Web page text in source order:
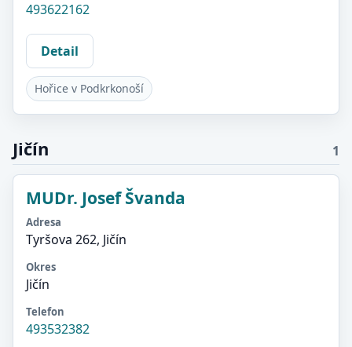
493622162
Detail
Hořice v Podkrkonoší
Jičín 1
MUDr. Josef Švanda
Adresa
Tyršova 262, Jičín
Okres
Jičín
Telefon
493532382